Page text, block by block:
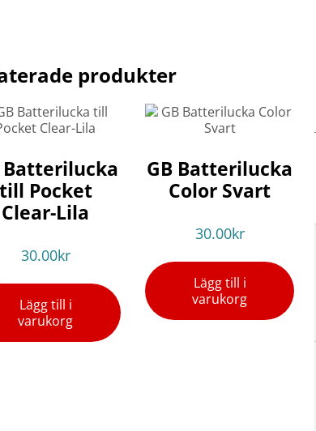
produkter
Batterilucka
till Pocket
Clear-Lila
30.00kr
Lägg till i
varukorg
GB Batterilucka
Color Svart
30.00kr
Lägg till i
varukorg